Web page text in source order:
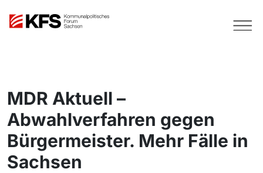
MDR Aktuell –
Abwahlverfahren gegen
Bürgermeister. Mehr Fälle in
Sachsen